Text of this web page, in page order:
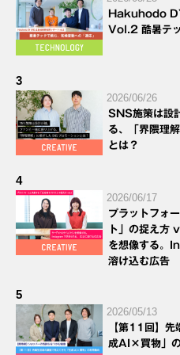
Hakuhodo
Vol.2 酷暑テッ
3
2026/06/26
SNS施策は設
る、「界隈理
とは？
4
2026/06/17
プラットフォ
ト」の捉え方
を想像する。
溶け込む広告
5
2026/05/13
【第11回】先
成AI×買物」